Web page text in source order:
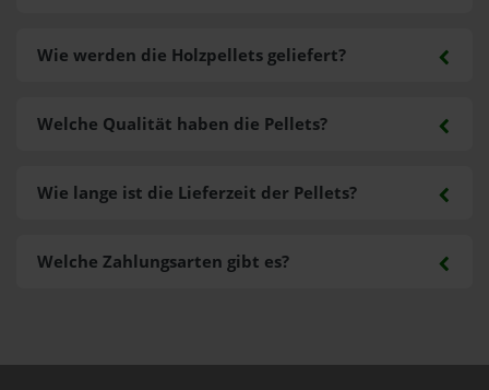
Wie werden die Holzpellets geliefert?
Welche Zahlungsarten gibt es?
Welche Qualität haben die Pellets?
Wie lange ist die Lieferzeit der Pellets?